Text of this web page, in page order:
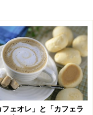
フェオレ」と「カフェラ